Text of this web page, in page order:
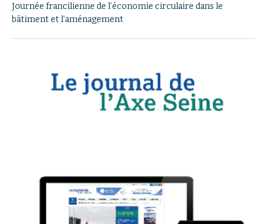
Journée francilienne de l’économie circulaire dans le
bâtiment et l’aménagement